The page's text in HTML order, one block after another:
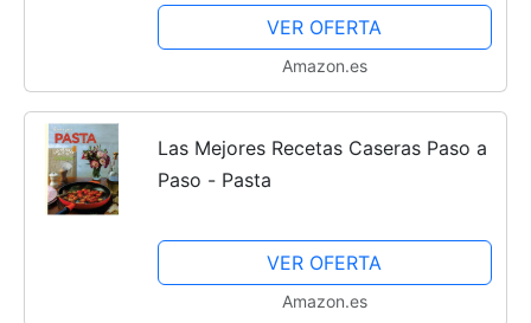
VER OFERTA
Amazon.es
Las Mejores Recetas Caseras Paso a
Paso - Pasta
VER OFERTA
Amazon.es